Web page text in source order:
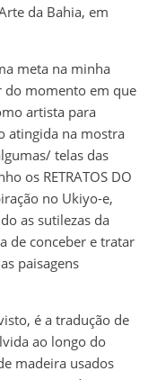
da Bahia, em
meta na minha
do momento em que
artista para
atingida na mostra
telas das
os RETRATOS DO
no Ukiyo-e,
as sutilezas da
de conceber e tratar
paisagens
é a tradução de
ao longo do
madeira usados